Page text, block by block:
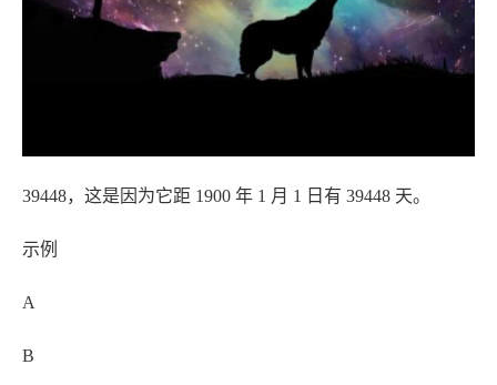
39448，这是因为它距 1900 年 1 月 1 日有 39448 天。
示例
A
B